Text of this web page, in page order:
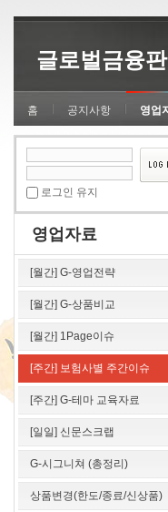
글로벌금융
홈 공지사항 영업
로그인 유지
영업자료
[월간] G-영업전략
[월간] G-상품비교
[월간] 1Page이슈
[주간] 보험사별 주간이슈
[주간] G-테마 교육자료
[일일] 신문스크랩
G-시그니쳐 (총정리)
상품변경(한도/종료/신상품)
스케치북5
스케치북5
스케치북5
스케치북5